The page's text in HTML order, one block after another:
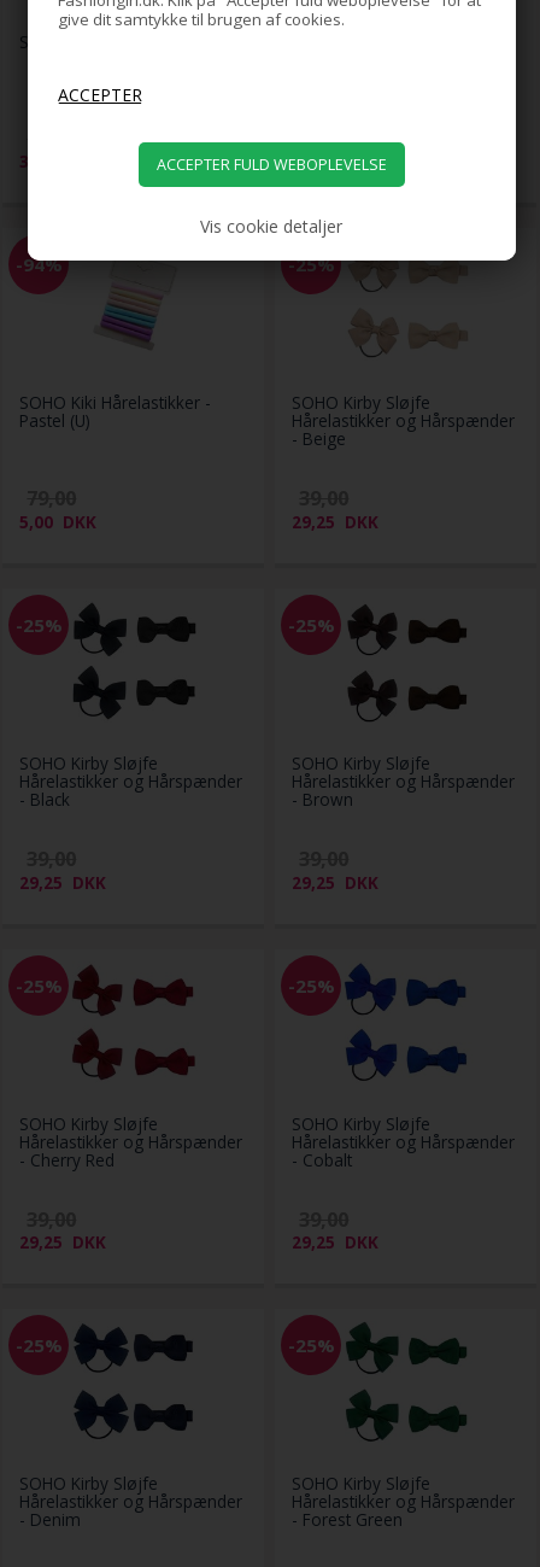
give dit samtykke til brugen af cookies.
Vis cookie detaljer
SOHO Kia Hårbøjle - Beige
39,00
79,00
39,00 DKK
-94%
SOHO Kiki Hårelastikker -
Pastel (U)
5,00 DKK
-25%
SOHO Kirby Sløjfe
Hårelastikker og Hårspænder
- Beige
29,25 DKK
-25%
SOHO Kirby Sløjfe
Hårelastikker og Hårspænder
- Black
29,25 DKK
-25%
SOHO Kirby Sløjfe
Hårelastikker og Hårspænder
- Brown
29,25 DKK
-25%
SOHO Kirby Sløjfe
Hårelastikker og Hårspænder
- Cherry Red
29,25 DKK
-25%
SOHO Kirby Sløjfe
Hårelastikker og Hårspænder
- Cobalt
29,25 DKK
-25%
SOHO Kirby Sløjfe
Hårelastikker og Hårspænder
- Denim
-25%
SOHO Kirby Sløjfe
Hårelastikker og Hårspænder
- Forest Green